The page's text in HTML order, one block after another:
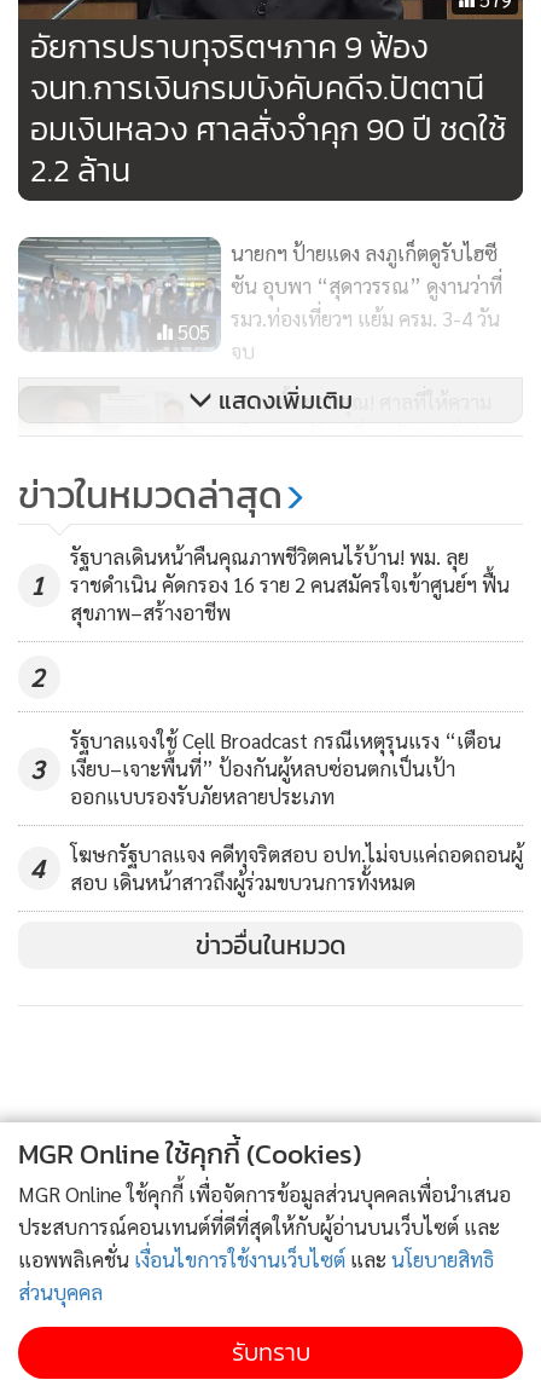
หากทุกอย่างถูกต้องก็ผ่าน แต่หากผิดก็ว่าไปตามกฎหมาย แต่
มั่นใจว่าฝ่ายกฎหมายพรรคเพื่อไทยเลือก นายพิชิต มา แปลว่า
ตรวจสอบดีแล้ว
“ท่านพิชิต เป็นคน ไม่ใช่สายล่อฟ้า ในทางกฎหมายตีความผิดว่า
ไม่ผ่านก็คงตามนั้น” นายเศรษฐา ระบุ
ในช่วงท้าย นายเศรษฐา ยังกล่าวถึงการคุยกับพรรคภูมิใจไทย ว่า
ก็ดี ไม่มีปัญหา โดยเฉพาะนโยบายกัญชาเพื่อการแพทย์ ซึ่งก็ตรง
กับนโยบายพรรคเพื่อไทย.
อัยการปราบทุจริตฯภาค 9 ฟ้อง
จนท.การเงินกรมบังคับคดีจ.ปัตตานี
อมเงินหลวง ศาลสั่งจำคุก 90 ปี ชดใช้
2.2 ล้าน
505
นายกฯ ป้ายแดง ลงภูเก็ตดูรับไฮซี
ซัน อุบพา “สุดาวรรณ” ดูงานว่าที่
รมว.ท่องเที่ยวฯ แย้ม ครม. 3-4 วัน
จบ
ทนายตั้มขอบคุณ! ศาลที่ให้ความ
เป็นธรรมกับเหยื่อ หลังศาลสั่งจำคุก
619
เมืองพัทยาแจงดรามาเข็นเตียงผู้ป่วย
ลงเรือ ชี้เหตุสะพานชำรุดหวั่นปล่อย
รถเข้าอาจรับน้ำหนักไม่ไหว
แสดงเพิ่มเติม
ข่าวในหมวดล่าสุด
1
รัฐบาลเดินหน้าคืนคุณภาพชีวิตคนไร้บ้าน! พม. ลุย
ราชดำเนิน คัดกรอง 16 ราย 2 คนสมัครใจเข้าศูนย์ฯ ฟื้น
สุขภาพ–สร้างอาชีพ
2
3
รัฐบาลแจงใช้ Cell Broadcast กรณีเหตุรุนแรง “เตือน
เงียบ–เจาะพื้นที่” ป้องกันผู้หลบซ่อนตกเป็นเป้า
ออกแบบรองรับภัยหลายประเภท
4
โฆษกรัฐบาลแจง คดีทุจริตสอบ อปท.ไม่จบแค่ถอดถอนผู้
สอบ เดินหน้าสาวถึงผู้ร่วมขบวนการทั้งหมด
ข่าวอื่นในหมวด
MGR Online ใช้คุกกี้ (Cookies)
MGR Online ใช้คุกกี้ เพื่อจัดการข้อมูลส่วนบุคคลเพื่อนำเสนอ
ประสบการณ์คอนเทนต์ที่ดีที่สุดให้กับผู้อ่านบนเว็บไซต์ และ
แอพพลิเคชั่น เงื่อนไขการใช้งานเว็บไซต์ และ นโยบายสิทธิ
ส่วนบุคคล
รับทราบ